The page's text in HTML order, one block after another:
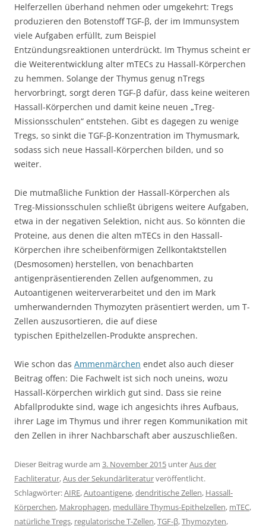
Helferzellen überhand nehmen oder umgekehrt: Tregs
produzieren den Botenstoff TGF-β, der im Immunsystem
viele Aufgaben erfüllt, zum Beispiel
Entzündungsreaktionen unterdrückt. Im Thymus scheint er
die Weiterentwicklung alter mTECs zu Hassall-Körperchen
zu hemmen. Solange der Thymus genug nTregs
hervorbringt, sorgt deren TGF-β dafür, dass keine weiteren
Hassall-Körperchen und damit keine neuen „Treg-
Missionsschulen“ entstehen. Gibt es dagegen zu wenige
Tregs, so sinkt die TGF-β-Konzentration im Thymusmark,
sodass sich neue Hassall-Körperchen bilden, und so
weiter.
Die mutmaßliche Funktion der Hassall-Körperchen als
Treg-Missionsschulen schließt übrigens weitere Aufgaben,
etwa in der negativen Selektion, nicht aus. So könnten die
Proteine, aus denen die alten mTECs in den Hassall-
Körperchen ihre scheibenförmigen Zellkontaktstellen
(Desmosomen) herstellen, von benachbarten
antigenpräsentierenden Zellen aufgenommen, zu
Autoantigenen weiterverarbeitet und den im Mark
umherwandernden Thymozyten präsentiert werden, um T-
Zellen auszusortieren, die auf diese
typischen Epithelzellen-Produkte ansprechen.
Wie schon das Ammenmärchen endet also auch dieser
Beitrag offen: Die Fachwelt ist sich noch uneins, wozu
Hassall-Körperchen wirklich gut sind. Dass sie reine
Abfallprodukte sind, wage ich angesichts ihres Aufbaus,
ihrer Lage im Thymus und ihrer regen Kommunikation mit
den Zellen in ihrer Nachbarschaft aber auszuschließen.
Dieser Beitrag wurde am 3. November 2015 unterAus der
Fachliteratur,Aus der Sekundärliteraturveröffentlicht.
Schlagwörter:AIRE,Autoantigene,dendritische Zellen, Hassall-
Körperchen, Makrophagen, medulläre Thymus-Epithelzellen, mTEC,
natürliche Tregs, regulatorische T-Zellen,TGF-β,Thymozyten,